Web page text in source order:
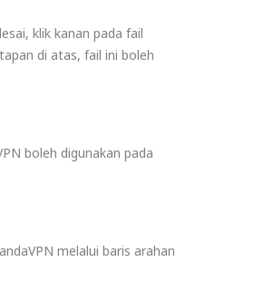
klik kanan pada fail
di atas, fail ini boleh
boleh digunakan pada
melalui baris arahan